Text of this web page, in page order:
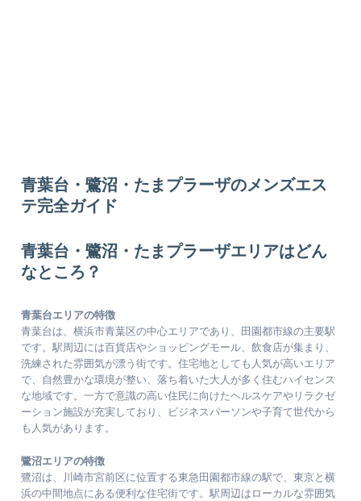
青葉台・鷺沼・たまプラーザのメンズエス
テ完全ガイド
青葉台・鷺沼・たまプラーザエリアはどん
なところ？
青葉台エリアの特徴
青葉台は、横浜市青葉区の中心エリアであり、田園都市線の主要駅
です。駅周辺には百貨店やショッピングモール、飲食店が集まり、
洗練された雰囲気が漂う街です。住宅地としても人気が高いエリア
で、自然豊かな環境が整い、落ち着いた大人が多く住むハイセンス
な地域です。一方で意識の高い住民に向けたヘルスケアやリラクゼ
ーション施設が充実しており、ビジネスパーソンや子育て世代から
も人気があります。
鷺沼エリアの特徴
鷺沼は、川崎市宮前区に位置する東急田園都市線の駅で、東京と横
浜の中間地点にある便利な住宅街です。駅周辺はローカルな雰囲気